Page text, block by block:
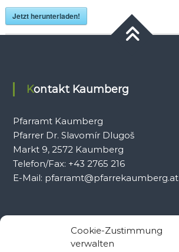
Cookie-Zustimmung
verwalten
Jetzt herunterladen!
Kontakt Kaumberg
Pfarramt Kaumberg
Pfarrer Dr. Slavomír Dlugoš
Markt 9, 2572 Kaumberg
Telefon/Fax: +43 2765 216
E-Mail: pfarramt@pfarrekaumberg.at
Kontakt Ramsau